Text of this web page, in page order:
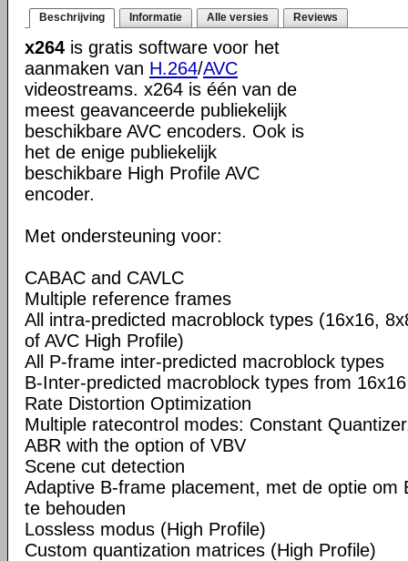
Beschrijving Informatie Alle versies Reviews
x264 is gratis software voor het
aanmaken van H.264/AVC
videostreams. x264 is één van de
meest geavanceerde publiekelijk
beschikbare AVC encoders. Ook is
het de enige publiekelijk
beschikbare High Profile AVC
encoder.
Met ondersteuning voor:
CABAC and CAVLC
Multiple reference frames
All intra-predicted macroblock types (16x16,
of AVC High Profile)
All P-frame inter-predicted macroblock types
B-Inter-predicted macroblock types from
Rate Distortion Optimization
Multiple ratecontrol modes: Constant
ABR with the option of VBV
Scene cut detection
Adaptive B-frame placement, met de optie om
te behouden
Lossless modus (High Profile)
Custom quantization matrices (High Profile)